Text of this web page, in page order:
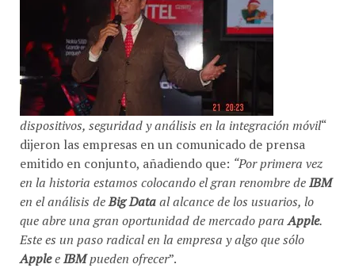
dispositivos, seguridad y análisis en la integración móvil“
dijeron las empresas en un comunicado de prensa
emitido en conjunto, añadiendo que: “Por primera vez
en la historia estamos colocando el gran renombre deIBM
en el análisis deBig Dataal alcance de los usuarios, lo
que abre una gran oportunidad de mercado paraApple.
Este es un paso radical en la empresa y algo que sólo
AppleeIBMpueden ofrecer”.